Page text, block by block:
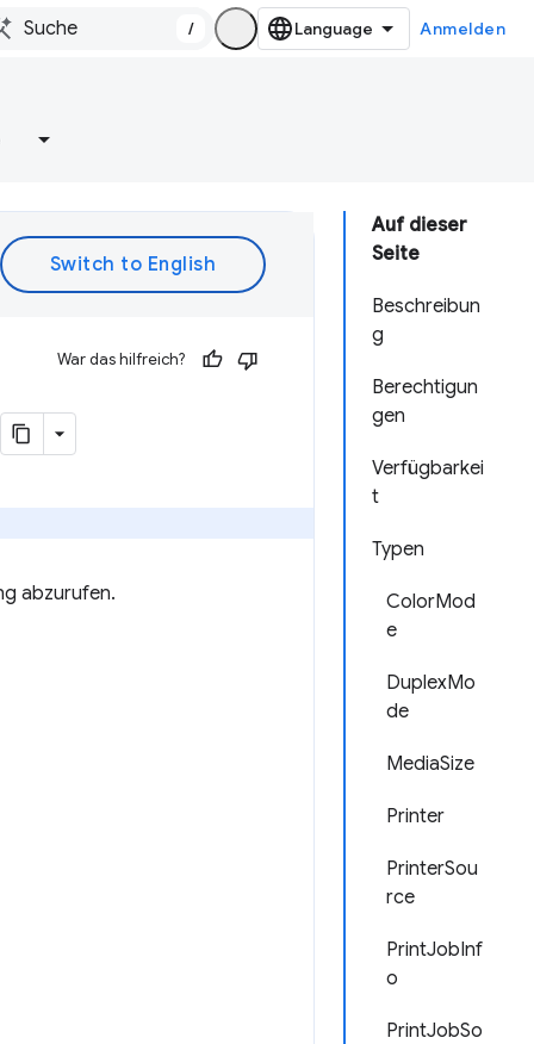
/ Anmelden
Auf dieser
Seite
Beschreibun
g
Berechtigun
gen
Verfügbarkei
t
Typen
ColorMod
e
DuplexMo
de
MediaSize
Printer
PrinterSou
rce
PrintJobInf
o
PrintJobSo
War das hilfreich?
abzurufen.